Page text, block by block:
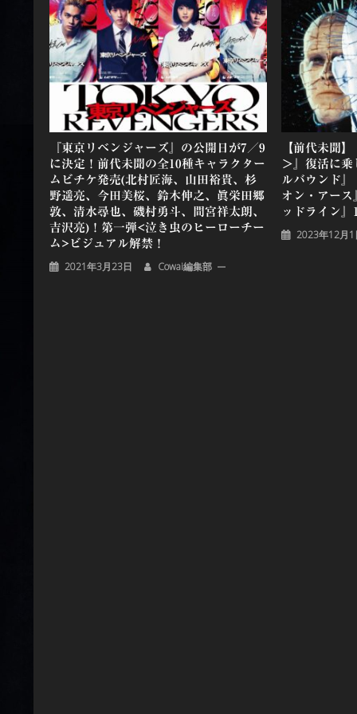
シ
ョ
ン
『東京リベンジャーズ』の公開日が7／9
に決定！前代未聞の全10種キャラクター
ムビチケ発売(北村匠海、山田裕貴、杉
野遥亮、今田美桜、鈴木伸之、眞栄田郷
敦、清水尋也、磯村勇斗、間宮祥太朗、
吉沢亮)！第一弾<泣き虫のヒーローチー
ム>ビジュアル解禁！
2021年3月23日 Cowai編集部
【前代未聞
＞』復活に
ルバウンド
オン・アー
ッドライン
2023年12月1